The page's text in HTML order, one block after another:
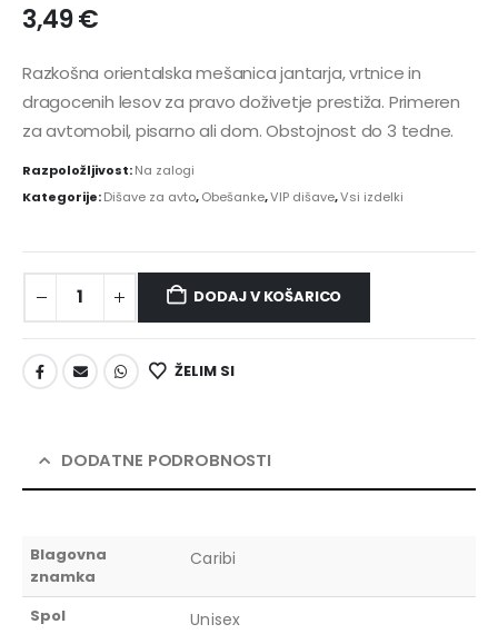
3,49€
Razkošna orientalska mešanica jantarja, vrtnice in
dragocenih lesov za pravo doživetje prestiža. Primeren
za avtomobil, pisarno ali dom. Obstojnost do 3 tedne.
Razpoložljivost:Na zalogi
Kategorije:Dišave za avto,Obešanke,VIP dišave,Vsi izdelki
DODAJ V KOŠARICO
ŽELIM SI
DODATNE PODROBNOSTI
Blagovna
znamka
Caribi
Spol Unisex